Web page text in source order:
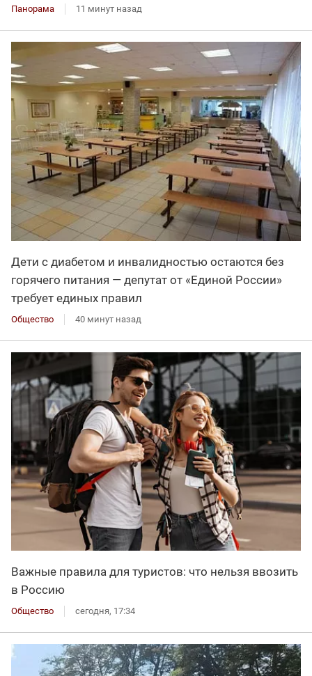
Панорама 11 минут назад
Дети с диабетом и инвалидностью остаются без
горячего питания — депутат от «Единой России»
требует единых правил
Общество 40 минут назад
Важные правила для туристов: что нельзя ввозить
в Россию
Общество сегодня, 17:34